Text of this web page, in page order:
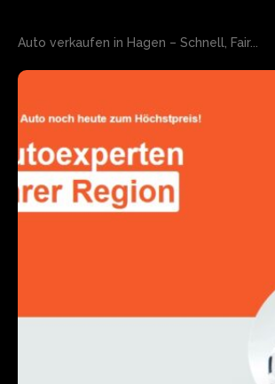
Auto verkaufen in Hagen – Schnell, Fair...